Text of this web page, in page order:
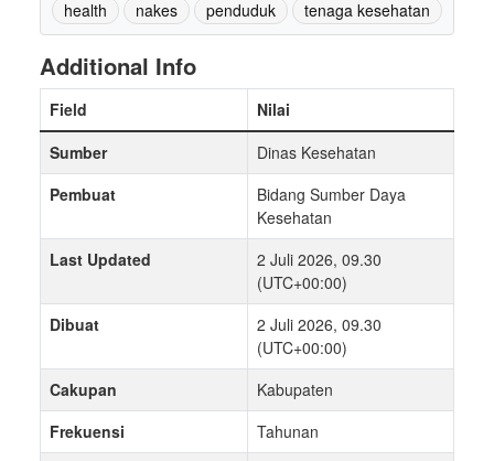
health nakes penduduk tenaga kesehatan
Additional Info
Field
Nilai
Sumber
Dinas Kesehatan
Pembuat
Bidang Sumber Daya
Kesehatan
Last Updated
2 Juli 2026, 09.30
(UTC+00:00)
Dibuat
2 Juli 2026, 09.30
(UTC+00:00)
Cakupan
Kabupaten
Frekuensi
Tahunan